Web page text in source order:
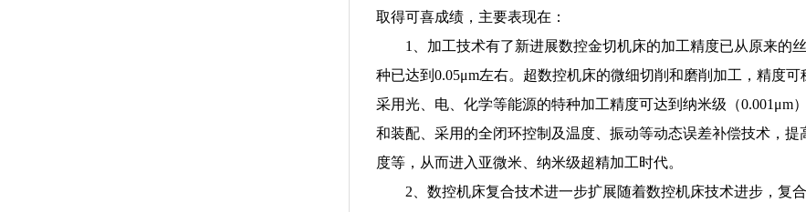
取得可喜成绩，主要表现在：
1、加工技术有了新进展数控金切机床的加工精度已从原来的
种已达到0.05μm左右。超数控机床的微细切削和磨削加工，精度可
采用光、电、化学等能源的特种加工精度可达到纳米级（0.001μm
和装配、采用的全闭环控制及温度、振动等动态误差补偿技术，
度等，从而进入亚微米、纳米级超精加工时代。
2、数控机床复合技术进一步扩展随着数控机床技术进步，复